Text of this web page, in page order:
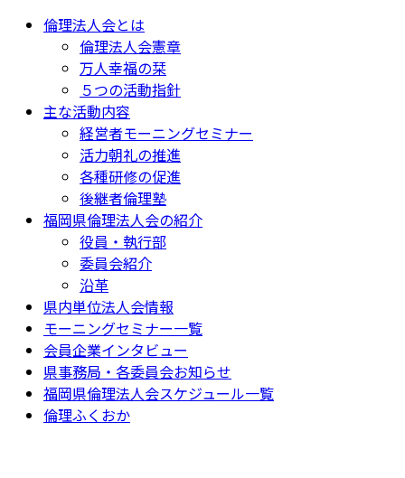
倫理法人会とは
倫理法人会憲章
万人幸福の栞
５つの活動指針
主な活動内容
経営者モーニングセミナー
活力朝礼の推進
各種研修の促進
後継者倫理塾
福岡県倫理法人会の紹介
役員・執行部
委員会紹介
沿革
県内単位法人会情報
モーニングセミナー一覧
会員企業インタビュー
県事務局・各委員会お知らせ
福岡県倫理法人会スケジュール一覧
倫理ふくおか